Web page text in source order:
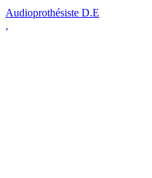
Audioprothésiste D.E
,